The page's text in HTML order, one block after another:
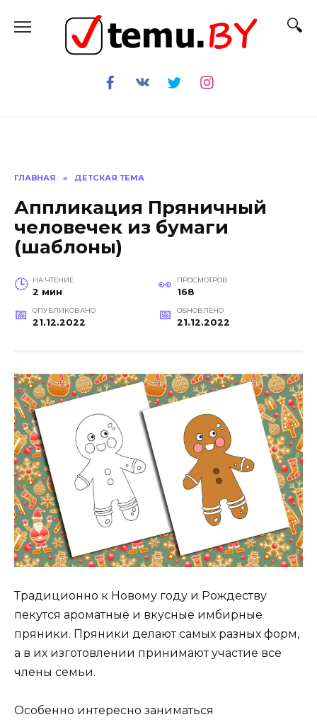
содержанию
ГЛАВНАЯ » ДЕТСКАЯ ТЕМА
Аппликация Пряничный
человечек из бумаги
(шаблоны)
НА ЧТЕНИЕ
2 мин
ПРОСМОТРОВ
168
ОПУБЛИКОВАНО
21.12.2022
ОБНОВЛЕНО
21.12.2022
Традиционно к Новому году и Рождеству
пекутся ароматные и вкусные имбирные
пряники. Пряники делают самых разных форм,
а в их изготовлении принимают участие все
члены семьи.
Особенно интересно заниматься